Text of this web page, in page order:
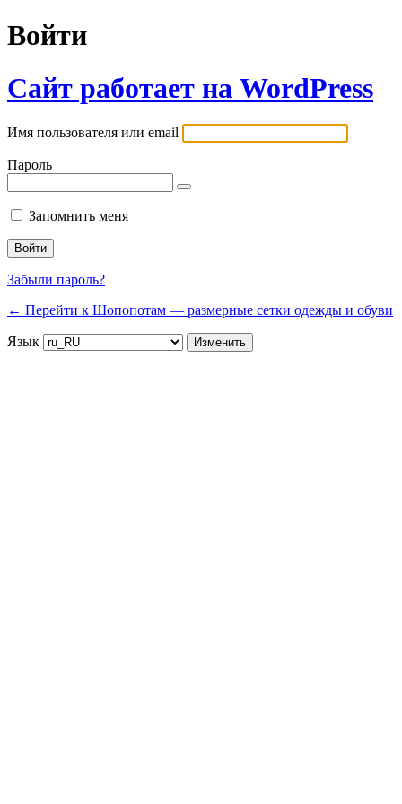
Войти
Сайт работает на WordPress
Имя пользователя или email
Пароль
Запомнить меня
Забыли пароль?
← Перейти к Шопопотам — размерные сетки одежды и обуви
Язык